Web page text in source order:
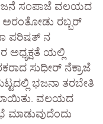
ಯೋಜನೆ ಸಂಪಾಜೆ ವಲಯದ
ರಬ್ಬರ್
ಪರಿಷತ್ ನ
ಯಲ್ಲಿ
ಸುಧೀರ್ ನೆಕ್ರಾಜೆ
ಭಜನಾ ತರಬೇತಿ
ವಲಯದ
ಮಾಡುವುದೆಂದು